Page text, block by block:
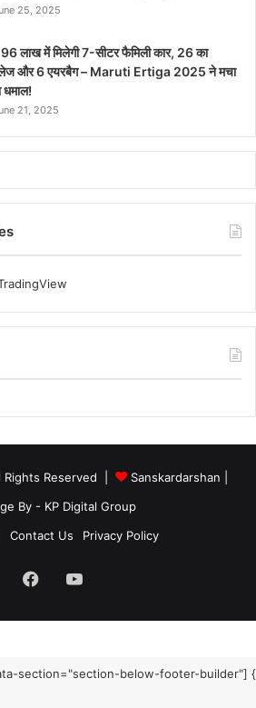
25, 2025
लाख में मिलेगी 7-सीटर फैमिली कार, 26 का
और 6 एयरबैग – Maruti Ertiga 2025 ने मचा
धमाल!
21, 2025
Reserved | Sanskardarshan
By - KP Digital Group
Contact Us Privacy Policy
FacebookYouTube
section="section-below-footer-builder"] {